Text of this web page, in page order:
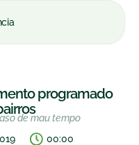
programado
de mau tempo
00:00